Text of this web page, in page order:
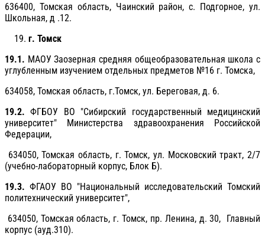
636400, Томская область, Чаинский район, с. Подгорное, ул.
Школьная, д .12.
г. Томск
19.1. МАОУ Заозерная средняя общеобразовательная школа с
углубленным изучением отдельных предметов №16 г. Томска,
634058, Томская область, г.Томск, ул. Береговая, д. 6.
19.2.ФГБОУ ВО "Сибирский государственный медицинский
университет" Министерства здравоохранения Российской
Федерации,
634050, Томская область, г. Томск, ул. Московский тракт, 2/7
(учебно-лабораторный корпус, Блок Б).
19.3. ФГАОУ ВО "Национальный исследовательский Томский
политехнический университет",
634050, Томская область, г. Томск, пр. Ленина, д. 30, Главный
корпус (ауд.310).